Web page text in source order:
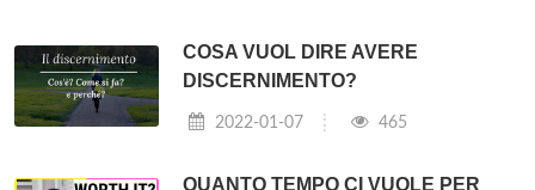
COSA VUOL DIRE AVERE
DISCERNIMENTO?
2022-01-07 465
QUANTO TEMPO CI VUOLE PER